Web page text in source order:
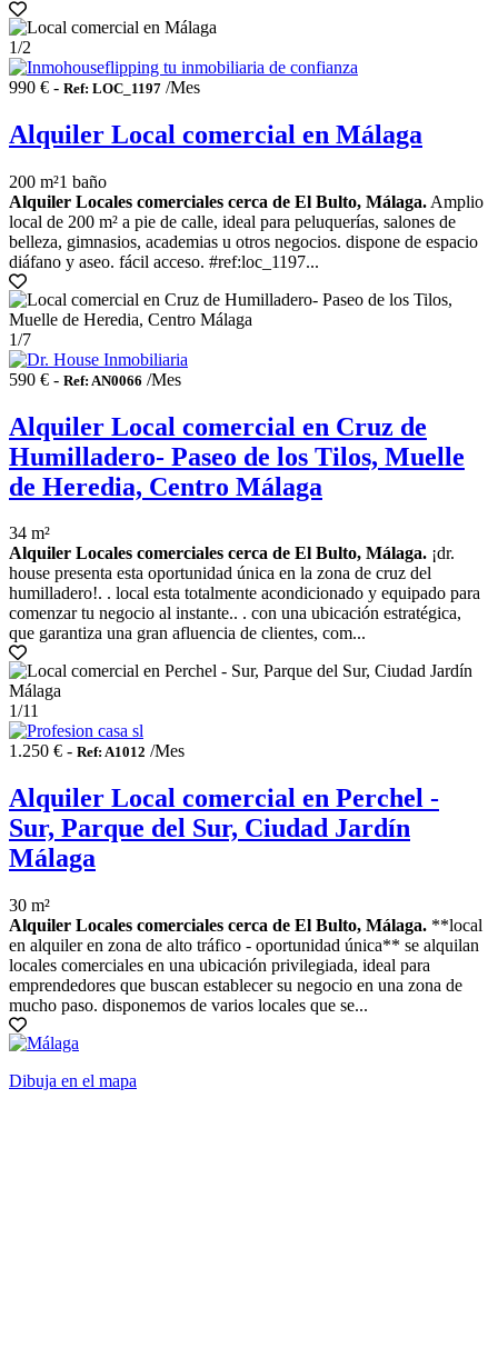
1/2
990 € - Ref: LOC_1197 /Mes
Alquiler Local comercial en Málaga
200 m²1 baño
Alquiler Locales comerciales cerca de El Bulto, Málaga. Amplio
local de 200 m² a pie de calle, ideal para peluquerías, salones de
belleza, gimnasios, academias u otros negocios. dispone de espacio
diáfano y aseo. fácil acceso. #ref:loc_1197...
1/7
590 € - Ref: AN0066 /Mes
Alquiler Local comercial en Cruz de
Humilladero- Paseo de los Tilos, Muelle
de Heredia, Centro Málaga
34 m²
Alquiler Locales comerciales cerca de El Bulto, Málaga. ¡dr.
house presenta esta oportunidad única en la zona de cruz del
humilladero!. . local esta totalmente acondicionado y equipado para
comenzar tu negocio al instante.. . con una ubicación estratégica,
que garantiza una gran afluencia de clientes, com...
1/11
1.250 € - Ref: A1012 /Mes
Alquiler Local comercial en Perchel -
Sur, Parque del Sur, Ciudad Jardín
Málaga
30 m²
Alquiler Locales comerciales cerca de El Bulto, Málaga. **local
en alquiler en zona de alto tráfico - oportunidad única** se alquilan
locales comerciales en una ubicación privilegiada, ideal para
emprendedores que buscan establecer su negocio en una zona de
mucho paso. disponemos de varios locales que se...
Dibuja en el mapa